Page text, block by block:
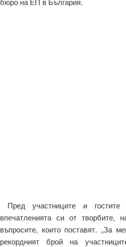
Пред участниците и
впечатленията си от творбите,
въпросите, които поставят. „За
рекордният брой на